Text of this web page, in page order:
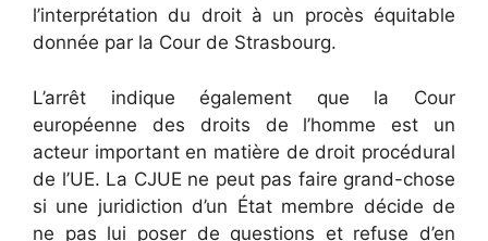
l’interprétation du droit à un procès équitable
donnée par la Cour de Strasbourg.
L’arrêt indique également que la Cour
européenne des droits de l’homme est un
acteur important en matière de droit procédural
de l’UE. La CJUE ne peut pas faire grand-chose
si une juridiction d’un État membre décide de
ne pas lui poser de questions et refuse d’en